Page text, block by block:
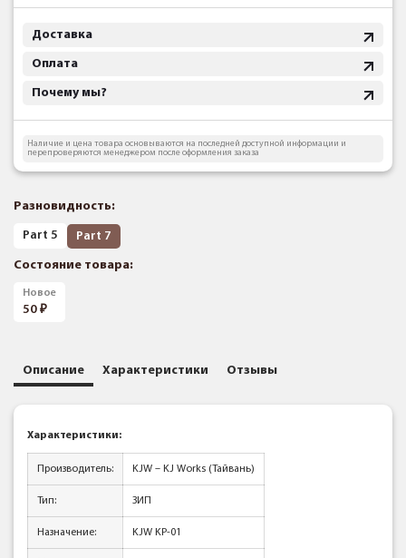
Доставка
Оплата
Почему мы?
Наличие и цена товара основываются на последней доступной информации и
перепроверяются менеджером после оформления заказа
Разновидность:
Part 5 Part 7
Состояние товара:
Новое
50
Описание Характеристики Отзывы
Характеристики:
Производитель: KJW – KJ Works (Тайвань)
Тип: ЗИП
Назначение: KJW KP-01